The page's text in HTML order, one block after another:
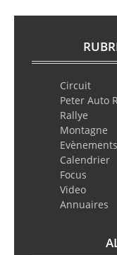
Circuit
Peter Auto
Rallye
Montagne
Evènements
Calendrier
Focus
Video
Annuaires